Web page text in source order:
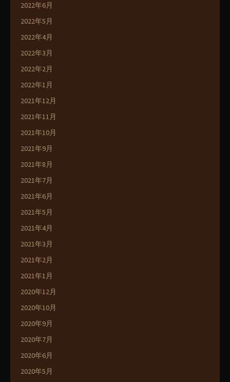
2022年6月
2022年5月
2022年4月
2022年3月
2022年2月
2022年1月
2021年12月
2021年11月
2021年10月
2021年9月
2021年8月
2021年7月
2021年6月
2021年5月
2021年4月
2021年3月
2021年2月
2021年1月
2020年12月
2020年10月
2020年9月
2020年7月
2020年6月
2020年5月